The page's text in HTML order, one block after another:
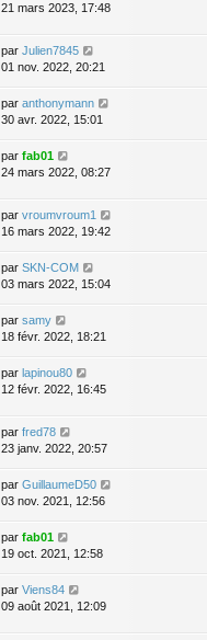
21 mars 2023, 17:48
par Julien7845
01 nov. 2022, 20:21
par anthonymann
30 avr. 2022, 15:01
par fab01
24 mars 2022, 08:27
par vroumvroum1
16 mars 2022, 19:42
par SKN-COM
03 mars 2022, 15:04
par samy
18 févr. 2022, 18:21
par lapinou80
12 févr. 2022, 16:45
par fred78
23 janv. 2022, 20:57
par GuillaumeD50
03 nov. 2021, 12:56
par fab01
19 oct. 2021, 12:58
par Viens84
09 août 2021, 12:09